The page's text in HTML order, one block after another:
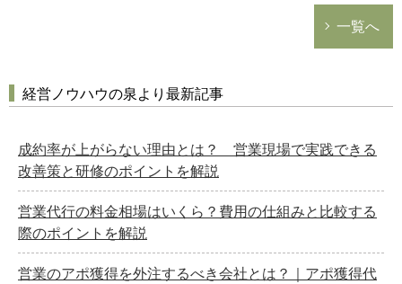
一覧へ
経営ノウハウの泉より最新記事
成約率が上がらない理由とは？ 営業現場で実践できる
改善策と研修のポイントを解説
営業代行の料金相場はいくら？費用の仕組みと比較する
際のポイントを解説
営業のアポ獲得を外注するべき会社とは？｜アポ獲得代